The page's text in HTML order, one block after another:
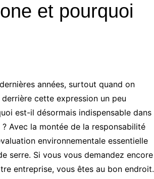
et pourquoi
années, surtout quand on
cette expression un peu
est-il désormais indispensable dans
Avec la montée de la responsabilité
environnementale essentielle
serre. Si vous vous demandez encore
entreprise, vous êtes au bon endroit.